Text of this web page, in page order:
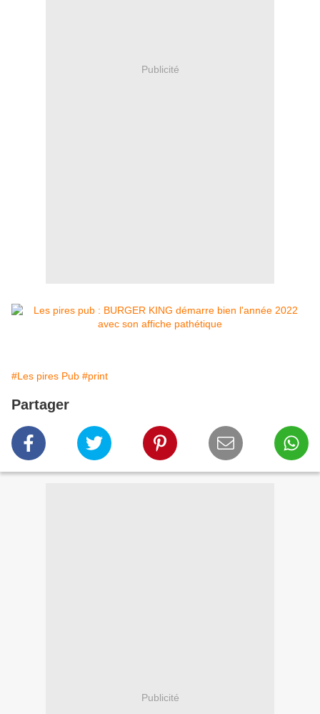
Publicité
#Les pires Pub #print
Partager
Publicité